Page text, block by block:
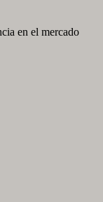
en el mercado